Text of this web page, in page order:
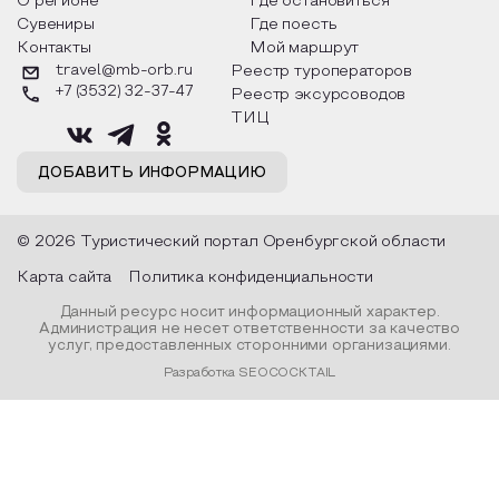
каждый день с 9 утра до 8 вечера без выходных.
Пока что посмотреть авиационную технику
можно только снаружи, но в будущем планируют
пускать посетителей и внутрь воздушных судов.
Музей является уникальным, такого в
Оренбургской области больше нет. Где вам еще
представится возможность постоять рядом
Ту-154 или Ту-134?
Сувениры
Где поесть
Контакты
Мой маршрут
ДОБАВИТЬ ИНФОРМАЦИЮ
travel@mb-orb.ru
+7 (3532) 32-37-47
Реестр туроператоров
Реестр эксурсоводов
ТИЦ
© 2026 Туристический портал Оренбургской области
Карта сайта Политика конфиденциальности
Данный ресурс носит информационный характер.
Администрация не несет ответственности за качество
услуг, предоставленных сторонними организациями.
Разработка SEOCOCKTAIL